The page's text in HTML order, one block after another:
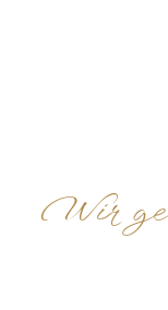
Wir